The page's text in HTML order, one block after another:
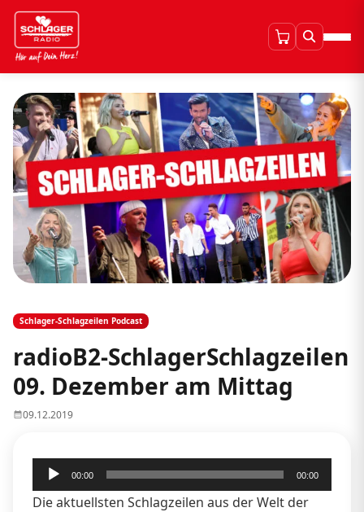
Schlager-Schlagzeilen Podcast
radioB2-SchlagerSchlagzeilen
09. Dezember am Mittag
09.12.2019
Audio-
Player
00:00 00:00
Die aktuellsten Schlagzeilen aus der Welt der